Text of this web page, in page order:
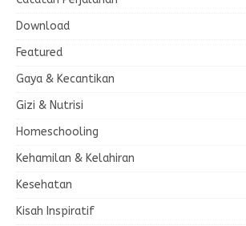
Download
Featured
Gaya & Kecantikan
Gizi & Nutrisi
Homeschooling
Kehamilan & Kelahiran
Kesehatan
Kisah Inspiratif